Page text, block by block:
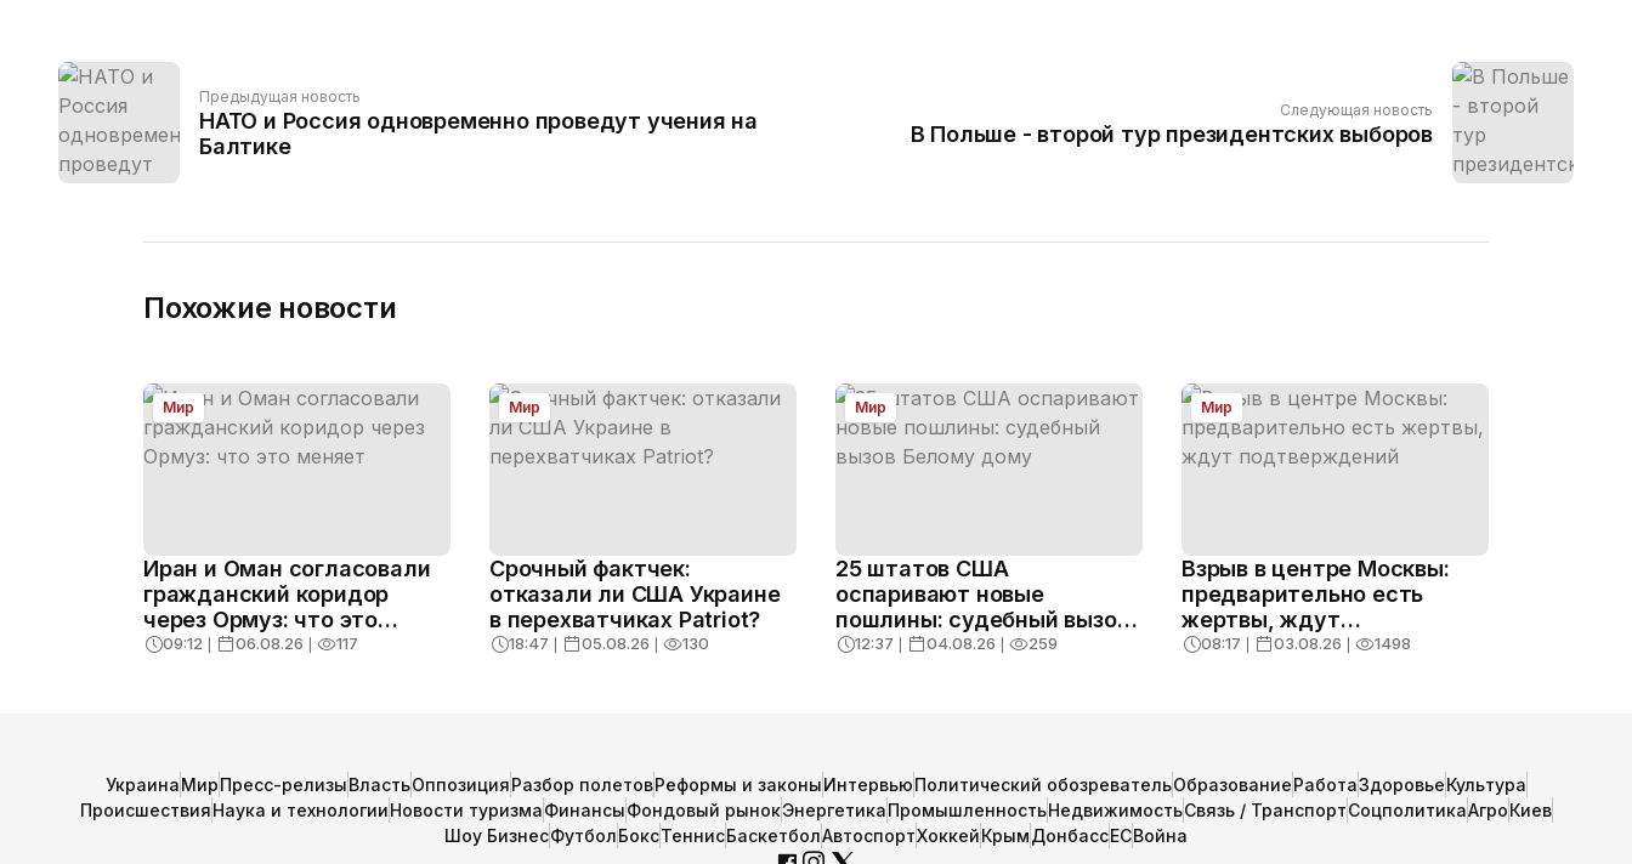
Предыдущая новость
НАТО и Россия одновременно проведут учения на
Балтике
Следующая новость
В Польше - второй тур президентских выборов
Похожие новости
Мир
Иран и Оман согласовали
гражданский коридор
через Ормуз: что это
меняет
09:12 ❘ 06.08.26 ❘ 117
Мир
Срочный фактчек:
отказали ли США Украине
в перехватчиках Patriot?
18:47 ❘ 05.08.26 ❘ 130
Мир
25 штатов США
оспаривают новые
пошлины: судебный вызов
Белому дому
12:37 ❘ 04.08.26 ❘ 259
Мир
Взрыв в центре Москвы:
предварительно есть
жертвы, ждут
подтверждений
08:17 ❘ 03.08.26 ❘ 1498
УкраинаМирПресс-релизыВластьОппозицияРазбор полетовРеформы и законыИнтервьюПолитический обозревательОбразованиеРаботаЗдоровьеКультура
ПроисшествияНаука и технологииНовости туризмаФинансыФондовый рынокЭнергетикаПромышленностьНедвижимостьСвязь / ТранспортСоцполитикаАгроКиев
Шоу БизнесФутболБоксТеннисБаскетболАвтоспортХоккейКрымДонбассЕСВойна